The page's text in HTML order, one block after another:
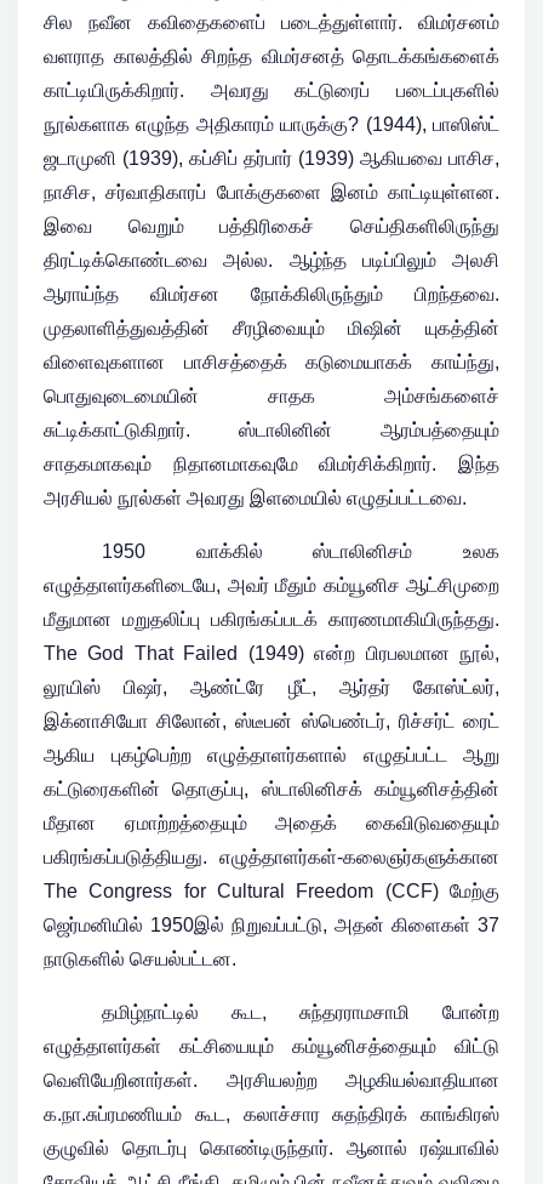
சில நவீன கவிதைகளைப் படைத்துள்ளார். விமர்சனம்
வளராத காலத்தில் சிறந்த விமர்சனத் தொடக்கங்களைக்
காட்டியிருக்கிறார். அவரது கட்டுரைப் படைப்புகளில்
நூல்களாக எழுந்த அதிகாரம் யாருக்கு? (1944), பாஸிஸ்ட்
ஜடாமுனி (1939), கப்சிப் தர்பார் (1939) ஆகியவை பாசிச,
நாசிச, சர்வாதிகாரப் போக்குகளை இனம் காட்டியுள்ளன.
இவை வெறும் பத்திரிகைச் செய்திகளிலிருந்து
திரட்டிக்கொண்டவை அல்ல. ஆழ்ந்த படிப்பிலும் அலசி
ஆராய்ந்த விமர்சன நோக்கிலிருந்தும் பிறந்தவை.
முதலாளித்துவத்தின் சீரழிவையும் மிஷின் யுகத்தின்
விளைவுகளான பாசிசத்தைக் கடுமையாகக் காய்ந்து,
பொதுவுடைமையின் சாதக அம்சங்களைச்
சுட்டிக்காட்டுகிறார். ஸ்டாலினின் ஆரம்பத்தையும்
சாதகமாகவும் நிதானமாகவுமே விமர்சிக்கிறார். இந்த
அரசியல் நூல்கள் அவரது இளமையில் எழுதப்பட்டவை.
1950 வாக்கில் ஸ்டாலினிசம் உலக
எழுத்தாளர்களிடையே, அவர் மீதும் கம்யூனிச ஆட்சிமுறை
மீதுமான மறுதலிப்பு பகிரங்கப்படக் காரணமாகியிருந்தது.
The God That Failed (1949) என்ற பிரபலமான நூல்,
லூயிஸ் பிஷர், ஆண்ட்ரே ழீட், ஆர்தர் கோஸ்ட்லர்,
இக்னாசியோ சிலோன், ஸ்டீபன் ஸ்பெண்டர், ரிச்சர்ட் ரைட்
ஆகிய புகழ்பெற்ற எழுத்தாளர்களால் எழுதப்பட்ட ஆறு
கட்டுரைகளின் தொகுப்பு, ஸ்டாலினிசக் கம்யூனிசத்தின்
மீதான ஏமாற்றத்தையும் அதைக் கைவிடுவதையும்
பகிரங்கப்படுத்தியது. எழுத்தாளர்கள்-கலைஞர்களுக்கான
The Congress for Cultural Freedom (CCF) மேற்கு
ஜெர்மனியில் 1950இல் நிறுவப்பட்டு, அதன் கிளைகள் 37
நாடுகளில் செயல்பட்டன.
தமிழ்நாட்டில் கூட, சுந்தரராமசாமி போன்ற
எழுத்தாளர்கள் கட்சியையும் கம்யூனிசத்தையும் விட்டு
வெளியேறினார்கள். அரசியலற்ற அழகியல்வாதியான
க.நா.சுப்ரமணியம் கூட, கலாச்சார சுதந்திரக் காங்கிரஸ்
குழுவில் தொடர்பு கொண்டிருந்தார். ஆனால் ரஷ்யாவில்